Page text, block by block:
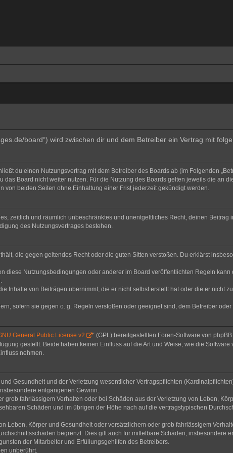
board“) wird zwischen dir und dem Betreiber ein Vertrag mit
du einen Nutzungsvertrag mit dem Betreiber des Boards ab (im Folgenden
Board nicht weiter nutzen. Für die Nutzung des Boards gelten jeweils die an
von beiden Seiten ohne Einhaltung einer Frist jederzeit gekündigt werden.
zeitlich und räumlich unbeschränktes und unentgeltliches Recht, deinen Beitrag
des Nutzungsvertrages bestehen.
die gegen geltendes Recht oder die guten Sitten verstoßen. Du erklärst
diese Nutzungsbedingungen oder anderer im Board veröffentlichten Regeln
Inhalte von Beiträgen übernimmt, die er nicht selbst erstellt hat oder die er nicht
sofern sie gegen o. g. Regeln verstoßen oder geeignet sind, dem Betreiber
General Public License v2
“ (GPL) bereitgestellten Foren-Software von
gestellt. Beide haben keinen Einfluss auf die Art und Weise, wie die
nehmen.
Gesundheit und der Verletzung wesentlicher Vertragspflichten
entgangenen Gewinn.
fahrlässigem Verhalten oder bei Schäden aus der Verletzung von Leben,
Schäden und im übrigen der Höhe nach auf die vertragstypischen
Leben, Körper und Gesundheit oder vorsätzlichem oder grob fahrlässigem
begrenzt. Dies gilt auch für mittelbare Schäden, insbesondere
der Mitarbeiter und Erfüllungsgehilfen des Betreibers.
unberührt.